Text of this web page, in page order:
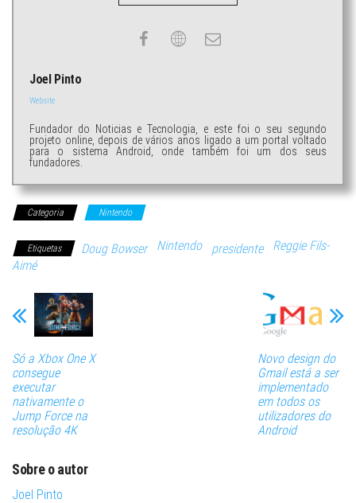
Joel Pinto
Website
Fundador do Noticias e Tecnologia, e este foi o seu segundo
projeto online, depois de vários anos ligado a um portal voltado
para o sistema Android, onde também foi um dos seus
fundadores.
Categoria Nintendo
Etiquetas Doug Bowser Nintendo presidente
Reggie Fils-
Aimé
Só a Xbox One X
consegue
executar
nativamente o
Jump Force na
resolução 4K
Novo design do
Gmail está a ser
implementado
em todos os
utilizadores do
Android
Sobre o autor
Joel Pinto